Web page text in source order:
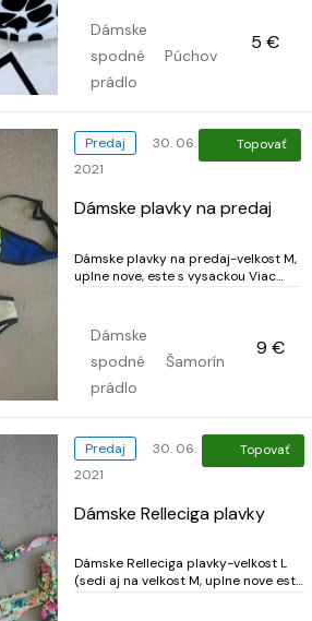
nová s visačkou. Krasne sedi na
prsiach. Pozrite si celú moju ponuku
stačí kliknuť dole pod obrázkom na
Stail a zobrazí sa vám celá moja p...
Dámske
spodné
prádlo
Púchov
5 €
Predaj
30. 06.
2021
Topovať
Dámske plavky na predaj
Dámske plavky na predaj-velkost M,
uplne nove, este s vysackou Viac
Dámske
spodné
prádlo
Šamorín
9 €
Predaj
30. 06.
2021
Topovať
Dámske Relleciga plavky
Dámske Relleciga plavky-velkost L
(sedi aj na velkost M, uplne nove este